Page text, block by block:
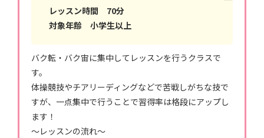
レッスン時間 70分
対象年齢 小学生以上
バク転・バク宙に集中してレッスンを行うクラスで
す。
体操競技やチアリーディングなどで苦戦しがちな技で
すが、一点集中で行うことで習得率は格段にアップし
ます！
〜レッスンの流れ〜